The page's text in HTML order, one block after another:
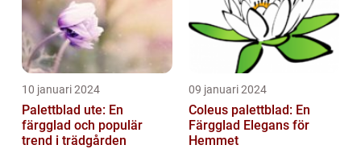
10 januari 2024
Palettblad ute: En
färgglad och populär
trend i trädgården
09 januari 2024
Coleus palettblad: En
Färgglad Elegans för
Hemmet